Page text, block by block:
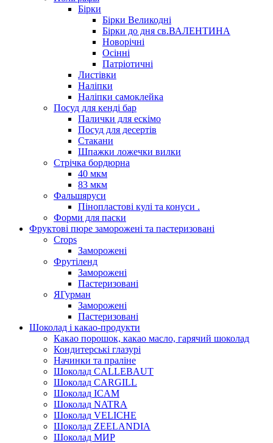
Бірки
Бірки Великодні
Бірки до дня св.ВАЛЕНТИНА
Новорічні
Осінні
Патріотичні
Листівки
Наліпки
Наліпки самоклейка
Посуд для кенді бар
Палички для ескімо
Посуд для десертів
Стакани
Шпажки ложечки вилки
Стрічка бордюрна
40 мкм
83 мкм
Фальшяруси
Пінопластові кулі та конуси .
Форми для паски
Фруктові пюре заморожені та пастеризовані
Crops
Заморожені
Фрутіленд
Заморожені
Пастеризовані
ЯГурман
Заморожені
Пастеризовані
Шоколад і какао-продукти
Какао порошок, какао масло, гарячий шоколад
Кондитерські глазурі
Начинки та праліне
Шоколад CALLEBAUT
Шоколад CARGILL
Шоколад ICAM
Шоколад NATRA
Шоколад VELICHE
Шоколад ZEELANDIA
Шоколад МИР